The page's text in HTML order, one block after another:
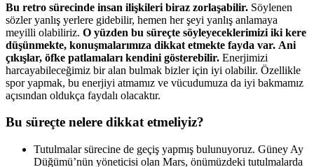
Bu retro sürecinde insan ilişkileri biraz zorlaşabilir. Söylenen
sözler yanlış yerlere gidebilir, hemen her şeyi yanlış anlamaya
meyilli olabiliriz. O yüzden bu süreçte söyleyeceklerimizi iki kere
düşünmekte, konuşmalarımıza dikkat etmekte fayda var. Ani
çıkışlar, öfke patlamaları kendini gösterebilir. Enerjimizi
harcayabileceğimiz bir alan bulmak bizler için iyi olabilir. Özellikle
spor yapmak, bu enerjiyi atmamız ve vücudumuza da iyi bakmamız
açısından oldukça faydalı olacaktır.
Bu süreçte nelere dikkat etmeliyiz?
Tutulmalar sürecine de geçiş yapmış bulunuyoruz. Güney Ay
Düğümü’nün yöneticisi olan Mars, önümüzdeki tutulmalarda